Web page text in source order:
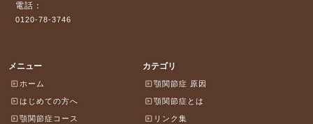
電話：
0120-78-3746
メニュー
ホーム
はじめての方へ
顎関節症コース
カテゴリ
顎関節症 原因
顎関節症とは
リンク集